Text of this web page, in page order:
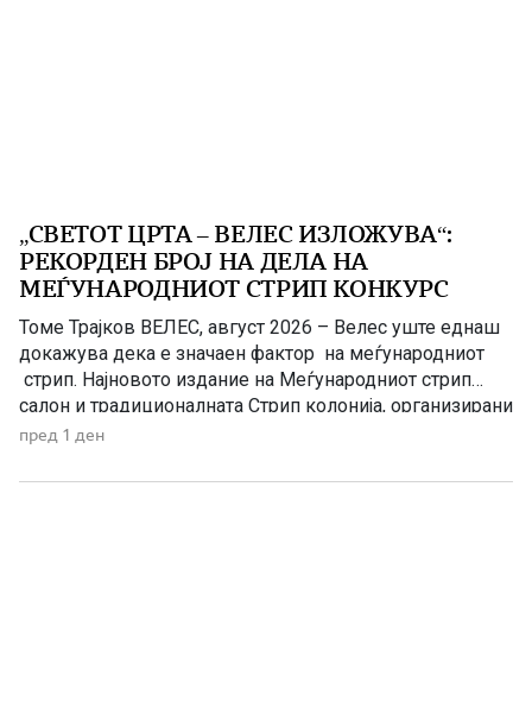
„СВЕТОТ ЦРТА – ВЕЛЕС ИЗЛОЖУВА“:
РЕКОРДЕН БРОЈ НА ДЕЛА НА
МЕЃУНАРОДНИОТ СТРИП КОНКУРС
Томе Трајков ВЕЛЕС, август 2026 – Велес уште еднаш
докажува дека е значаен фактор на меѓународниот
стрип. Најновото издание на Меѓународниот стрип
салон и традиционалната Стрип колонија, организирани
од Стрип центарот на Македонија (СЦМ-Велес),
на пријавени дела на меѓународниот конкурс. Притоа,
пред 1 ден